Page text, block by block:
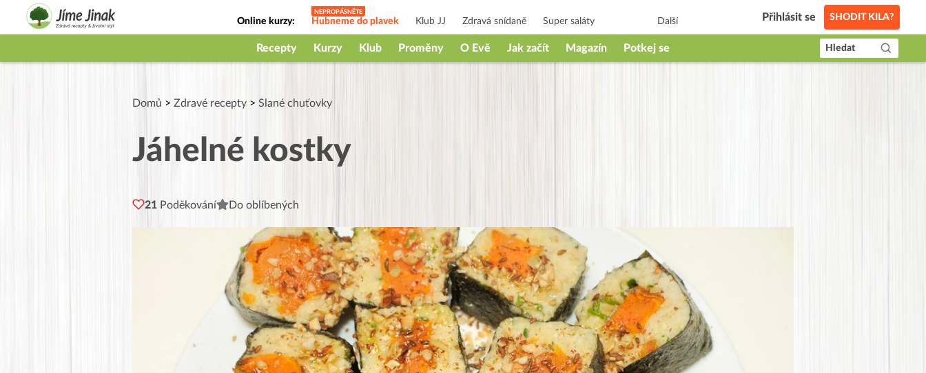
Online kurzy: Hubneme do plavek Klub JJ Zdravá snídaně Super saláty
Jak na babičky
Další Přihlásit se SHODIT KILA?
Recepty Kurzy Klub Proměny O Evě Jak začít Magazín Potkej se Hledat
Domů > Zdravé recepty > Slané chuťovky
Jáhelné kostky
21 Poděkování Do oblíbených